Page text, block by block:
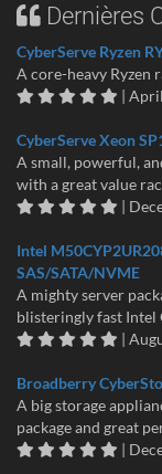
Dernières
CyberServe Ryzen
A core-heavy Ryzen
|
CyberServe Xeon
A small, powerful,
with a great value
|
Intel
SAS/SATA/NVME
A mighty server
blisteringly fast Intel
|
Broadberry
A big storage
package and great
|